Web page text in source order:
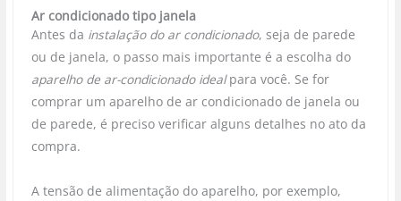
Ar condicionado tipo janela
Antes da instalação do ar condicionado, seja de parede
ou de janela, o passo mais importante é a escolha do
aparelho de ar-condicionado idealpara você. Se for
comprar um aparelho de ar condicionado de janela ou
de parede, é preciso verificar alguns detalhes no ato da
compra.
A tensão de alimentação do aparelho, por exemplo,